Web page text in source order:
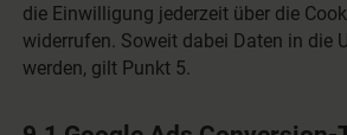
die Einwilligung jederzeit über die
widerrufen. Soweit dabei Daten in die
werden, gilt Punkt 5.